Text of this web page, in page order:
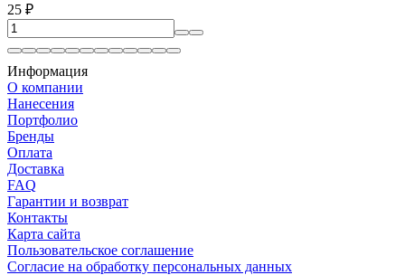
25 ₽
Информация
О компании
Нанесения
Портфолио
Бренды
Оплата
Доставка
FAQ
Гарантии и возврат
Контакты
Карта сайта
Пользовательское соглашение
Согласие на обработку персональных данных